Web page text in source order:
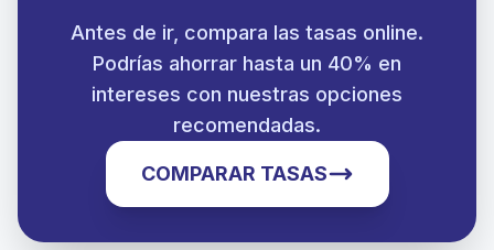
Antes de ir, compara las tasas online.
Podrías ahorrar hasta un 40% en
intereses con nuestras opciones
recomendadas.
COMPARAR TASAS